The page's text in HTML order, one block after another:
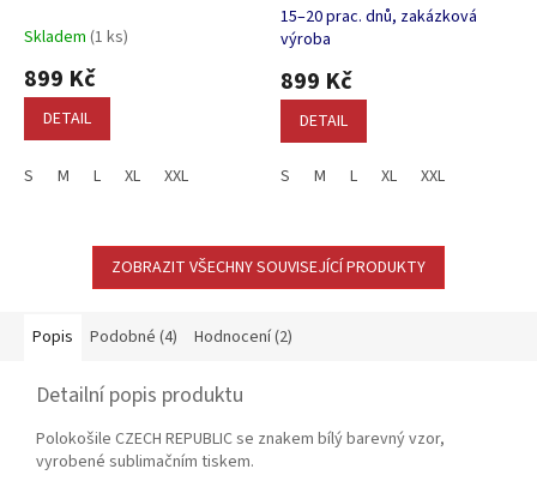
Skladem (1 ks)
899 Kč
DETAIL
S M L XL XXL
Průměrné
hodnocení
produktu
je
5,0
z
5
15–20 prac. dnů, zakázková
výroba
899 Kč
DETAIL
S M L XL XXL
ZOBRAZIT VŠECHNY SOUVISEJÍCÍ PRODUKTY
Popis Podobné (4) Hodnocení (2)
Detailní popis produktu
Polokošile CZECH REPUBLIC se znakem bílý barevný vzor,
vyrobené sublimačním tiskem.